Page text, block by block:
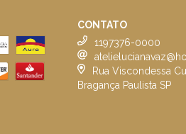
CONTATO
1197376-0000
Rua Viscondessa
Bragança Paulista SP